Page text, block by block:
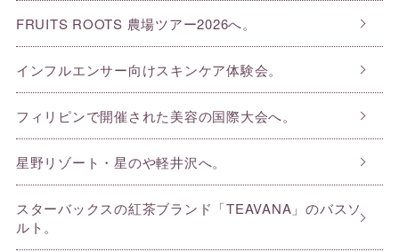
FRUITS ROOTS 農場ツアー2026へ。
インフルエンサー向けスキンケア体験会。
フィリピンで開催された美容の国際大会へ。
星野リゾート・星のや軽井沢へ。
スターバックスの紅茶ブランド「TEAVANA」のバスソ
ルト。